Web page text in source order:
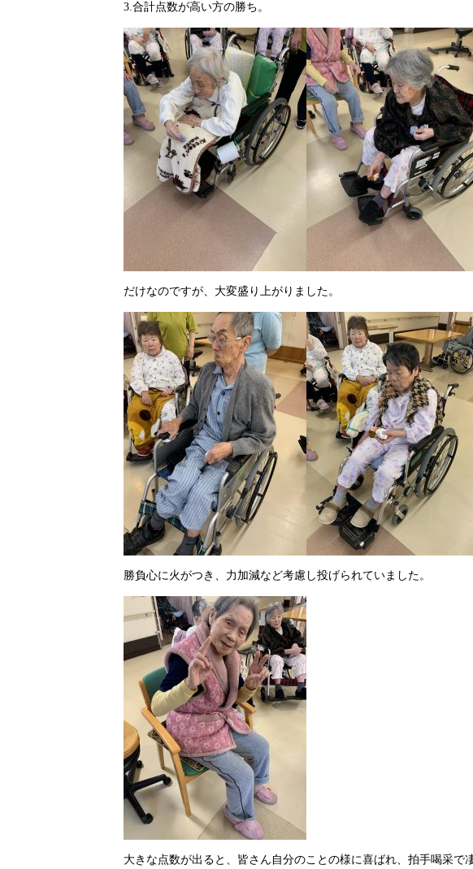
3.合計点数が高い方の勝ち。
だけなのですが、大変盛り上がりました。
勝負心に火がつき、力加減など考慮し投げられていました。
大きな点数が出ると、皆さん自分のことの様に喜ばれ、拍手喝采で